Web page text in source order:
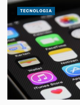
TECNOLOGIA